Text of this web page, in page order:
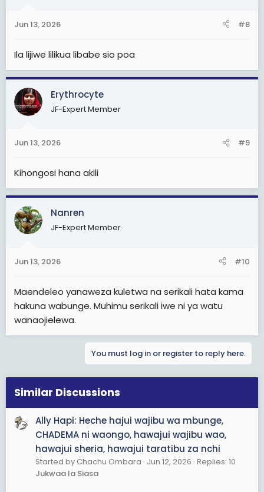
s
Jun 13, 2026 #8
Ila lijiwe lilikua libabe sio poa
Erythrocyte
JF-Expert Member
Jun 13, 2026 #9
Kihongosi hana akili
Nanren
JF-Expert Member
Jun 13, 2026 #10
Maendeleo yanaweza kuletwa na serikali hata kama
hakuna wabunge. Muhimu serikali iwe ni ya watu
wanaojielewa.
You must log in or register to reply here.
Similar Discussions
Ally Hapi: Heche hajui wajibu wa mbunge,
CHADEMA ni waongo, hawajui wajibu wao,
hawajui sheria, hawajui taratibu za nchi
Started by Chachu Ombara Jun 12, 2026 Replies: 10
Jukwaa la Siasa